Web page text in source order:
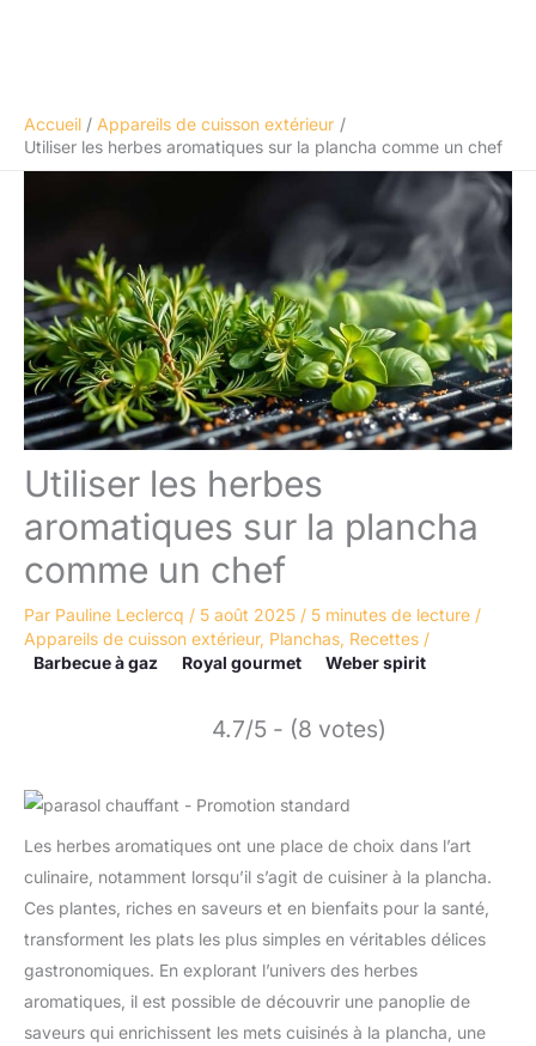
Accueil
Appareils de cuisson extérieur
Utiliser les herbes aromatiques sur la plancha comme un chef
Utiliser les herbes
aromatiques sur la plancha
comme un chef
Par Pauline Leclercq / 5 août 2025 / 5 minutes de lecture /
Appareils de cuisson extérieur, Planchas, Recettes /
Barbecue à gaz
Royal gourmet Weber spirit
4.7/5 - (8 votes)
Les herbes aromatiques ont une place de choix dans l’art
culinaire, notamment lorsqu’il s’agit de cuisiner à la plancha.
Ces plantes, riches en saveurs et en bienfaits pour la santé,
transforment les plats les plus simples en véritables délices
gastronomiques. En explorant l’univers des herbes
aromatiques, il est possible de découvrir une panoplie de
saveurs qui enrichissent les mets cuisinés à la plancha, une